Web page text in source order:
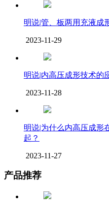
明说|管、板两用充液成
2023-11-29
明说|内高压成形技术的
2023-11-28
明说|为什么内高压成形
起？
2023-11-27
产品推荐